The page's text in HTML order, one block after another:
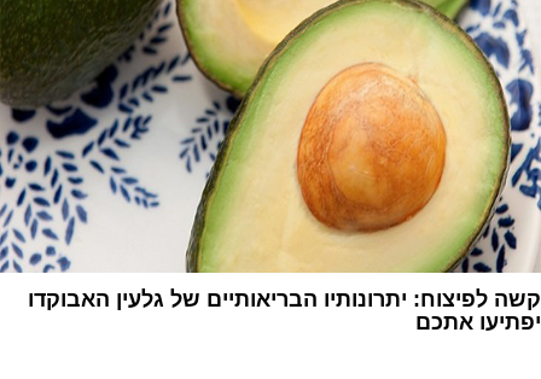
קשה לפיצוח: יתרונותיו הבריאותיים של גלעין האבוקדו
יפתיעו אתכם